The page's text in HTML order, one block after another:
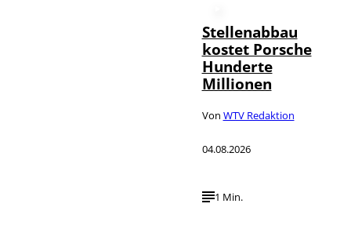
Stellenabbau
kostet Porsche
Hunderte
Millionen
Von WTV Redaktion
04.08.2026
1 Min.